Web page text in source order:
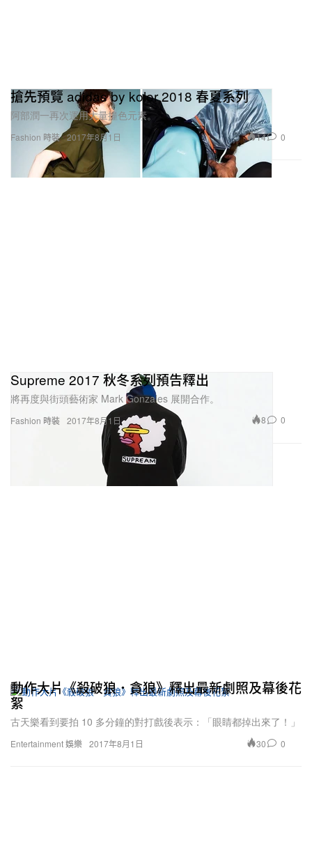
Fashion 時裝
搶先預覽 adidas by kolor 2018 春夏系列
阿部潤一再次運用大量撞色元素。
2017年8月1日 14 0
Fashion 時裝
Supreme 2017 秋冬系列預告釋出
將再度與街頭藝術家 Mark Gonzales 展開合作。
2017年8月1日 8 0
Entertainment 娛樂
絮
古天樂看到要拍 10 多分鐘的對打戲後表示：「眼睛都掉出來了！」
2017年8月1日 30 0